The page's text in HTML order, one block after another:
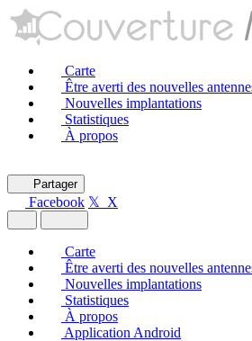
Carte
Être averti des nouvelles
Nouvelles implantations
Statistiques
À propos
Partager
Facebook 𝕏 X
Carte
Être averti des nouvelles
Nouvelles implantations
Statistiques
À propos
Application Android